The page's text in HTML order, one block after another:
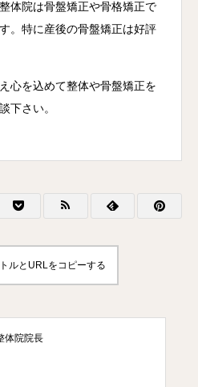
体院は骨盤矯正や骨格矯正で
。特に産後の骨盤矯正は好評
心を込めて整体や骨盤矯正を
下さい。
ルとURLをコピーする
体院院長